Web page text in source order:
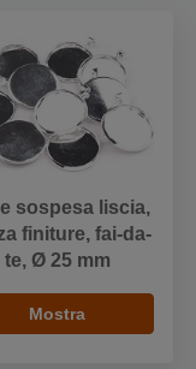
sospesa liscia,
finiture, fai-da-
te, Ø 25 mm
Mostra